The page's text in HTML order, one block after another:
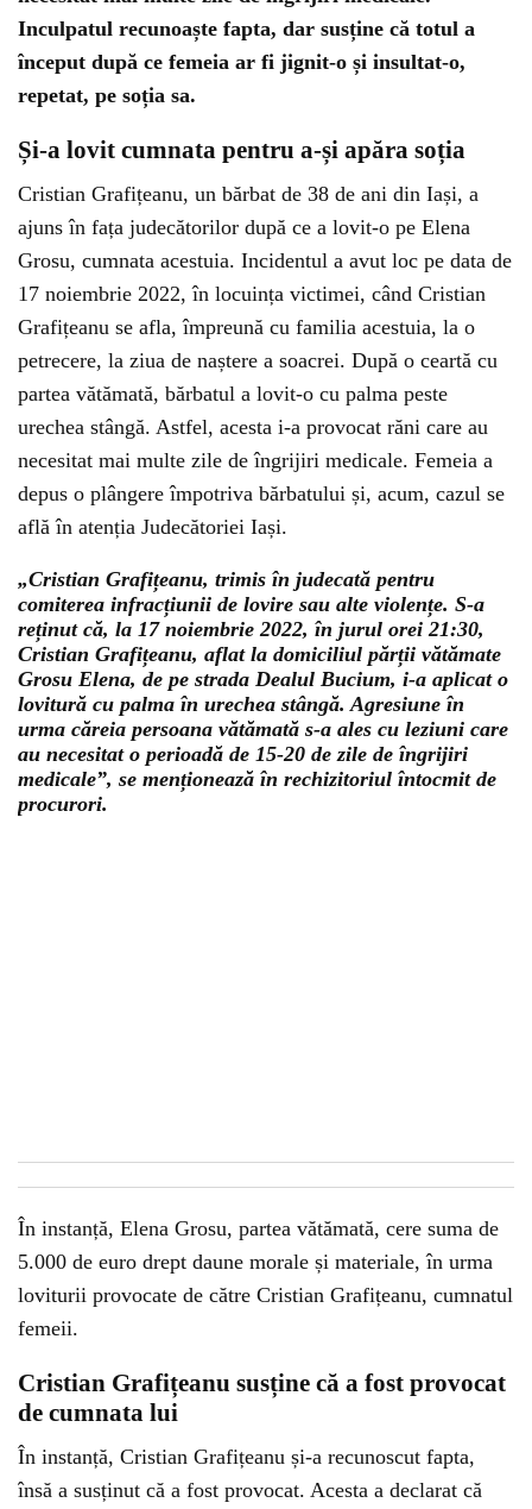
Inculpatul recunoaște fapta, dar susține că totul a
început după ce femeia ar fi jignit-o și insultat-o,
repetat, pe soția sa.
Și-a lovit cumnata pentru a-și apăra soția
Cristian Grafițeanu, un bărbat de 38 de ani din Iași, a
ajuns în fața judecătorilor după ce a lovit-o pe Elena
Grosu, cumnata acestuia. Incidentul a avut loc pe data de
17 noiembrie 2022, în locuința victimei, când Cristian
Grafițeanu se afla, împreună cu familia acestuia, la o
petrecere, la ziua de naștere a soacrei. După o ceartă cu
partea vătămată, bărbatul a lovit-o cu palma peste
urechea stângă. Astfel, acesta i-a provocat răni care au
necesitat mai multe zile de îngrijiri medicale. Femeia a
depus o plângere împotriva bărbatului și, acum, cazul se
află în atenția Judecătoriei Iași.
„Cristian Grafițeanu, trimis în judecată pentru
comiterea infracțiunii de lovire sau alte violențe. S-a
reținut că, la 17 noiembrie 2022, în jurul orei 21:30,
Cristian Grafițeanu, aflat la domiciliul părții vătămate
Grosu Elena, de pe strada Dealul Bucium, i-a aplicat o
lovitură cu palma în urechea stângă. Agresiune în
urma căreia persoana vătămată s-a ales cu leziuni care
au necesitat o perioadă de 15-20 de zile de îngrijiri
medicale”, se menționează în rechizitoriul întocmit de
procurori.
În instanță, Elena Grosu, partea vătămată, cere suma de
5.000 de euro drept daune morale și materiale, în urma
loviturii provocate de către Cristian Grafițeanu, cumnatul
femeii.
Cristian Grafițeanu susține că a fost provocat
de cumnata lui
În instanță, Cristian Grafițeanu și-a recunoscut fapta,
însă a susținut că a fost provocat. Acesta a declarat că